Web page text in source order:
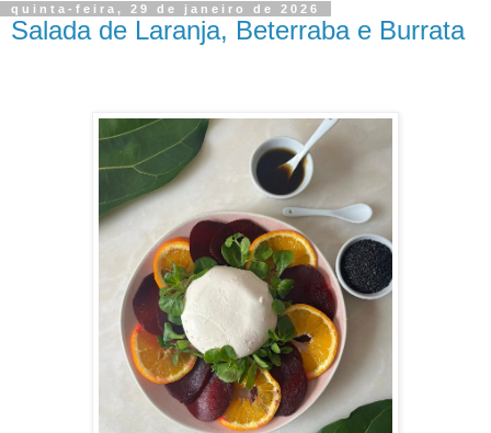
quinta-feira, 29 de janeiro de 2026
Salada de Laranja, Beterraba e Burrata